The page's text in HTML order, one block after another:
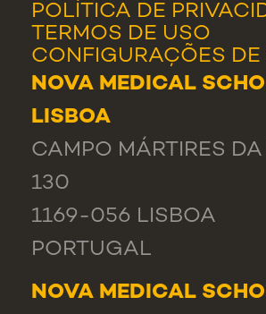
POLÍTICA DE
TERMOS DE USO
CONFIGURAÇÕES
NOVA MEDICAL
LISBOA
CAMPO MÁRTIRES DA
130
1169-056 LISBOA
PORTUGAL
NOVA MEDICAL